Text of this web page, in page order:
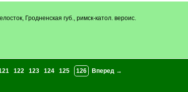
Гродненская губ., римск-катол. вероис.
122 123 124 125 126
Вперед →